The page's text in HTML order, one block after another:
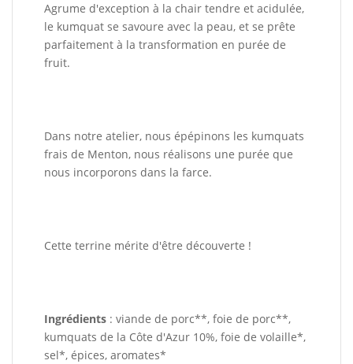
Agrume d'exception à la chair tendre et acidulée,
le kumquat se savoure avec la peau, et se prête
parfaitement à la transformation en purée de
fruit.
Dans notre atelier, nous épépinons les kumquats
frais de Menton, nous réalisons une purée que
nous incorporons dans la farce.
Cette terrine mérite d'être découverte !
Ingrédients : viande de porc**, foie de porc**,
kumquats de la Côte d'Azur 10%, foie de volaille*,
sel*, épices, aromates*